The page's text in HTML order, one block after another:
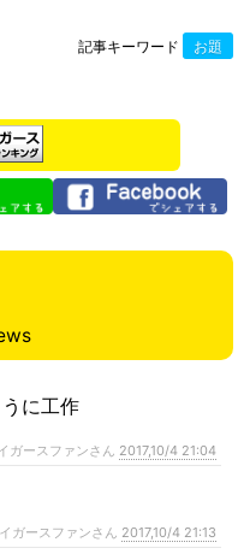
記事キーワード お題
に工作
ガースファンさん 2017,10/4 21:04
ガースファンさん 2017,10/4 21:13